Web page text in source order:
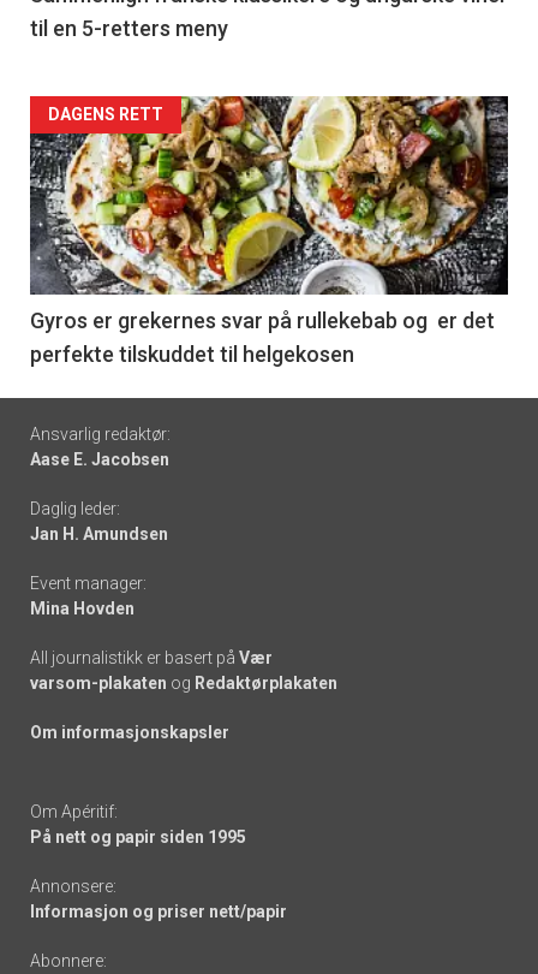
til en 5-retters meny
Forsiden
akkurat
nå
-
6
DAGENS RETT
Gyros er grekernes svar på rullekebab og er det
perfekte tilskuddet til helgekosen
Footer
-
links
Ansvarlig redaktør:
Aase E. Jacobsen
Daglig leder:
Jan H. Amundsen
Event manager:
Mina Hovden
All journalistikk er basert på Vær
varsom-plakaten og Redaktørplakaten
Om informasjonskapsler
Om Apéritif:
På nett og papir siden 1995
Annonsere:
Informasjon og priser nett/papir
Abonnere: